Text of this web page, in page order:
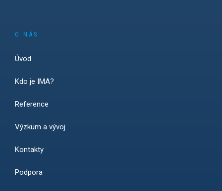
O NÁS
Úvod
Kdo je IMA?
Reference
Výzkum a vývoj
Kontakty
Podpora